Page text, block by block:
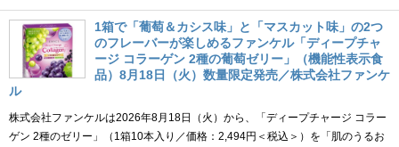
1箱で「葡萄＆カシス味」と「マスカット味」の2つ
のフレーバーが楽しめるファンケル「ディープチャ
ージ コラーゲン 2種の葡萄ゼリー」（機能性表示食
品）8月18日（火）数量限定発売／株式会社ファンケ
ル
株式会社ファンケルは2026年8月18日（火）から、「ディープチャージ コラー
ゲン 2種のゼリー」（1箱10本入り／価格：2,494円＜税込＞）を「肌のうるお